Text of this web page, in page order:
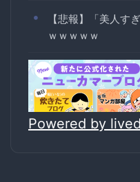
【悲報】「美人す
ｗｗｗｗｗ
Powered by